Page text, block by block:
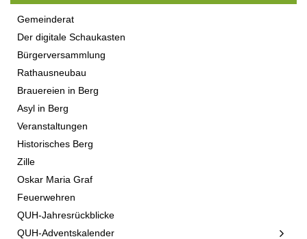
Gemeinderat
Der digitale Schaukasten
Bürgerversammlung
Rathausneubau
Brauereien in Berg
Asyl in Berg
Veranstaltungen
Historisches Berg
Zille
Oskar Maria Graf
Feuerwehren
QUH-Jahresrückblicke
QUH-Adventskalender